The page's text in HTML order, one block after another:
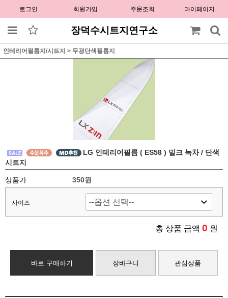
로그인 회원가입 주문조회 마이페이지
장덕수시트지연구소
인테리어필름지/시트지 > 무광단색필름지
LG 인테리어필름 ( ES58 ) 밀크 녹차 / 단색
시트지
상품가 350원
사이즈
총 상품 금액 0 원
바로 구매하기 장바구니 관심상품